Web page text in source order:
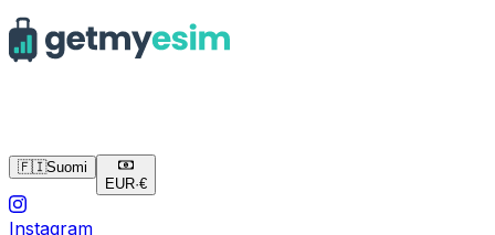
🇫🇮Suomi
EUR·€
Instagram